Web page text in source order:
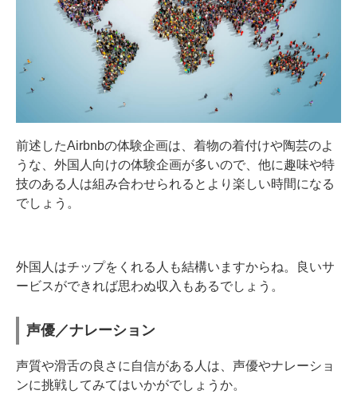
前述したAirbnbの体験企画は、着物の着付けや陶芸のよ
うな、外国人向けの体験企画が多いので、他に趣味や特
技のある人は組み合わせられるとより楽しい時間になる
でしょう。
外国人はチップをくれる人も結構いますからね。良いサ
ービスができれば思わぬ収入もあるでしょう。
声優／ナレーション
声質や滑舌の良さに自信がある人は、声優やナレーショ
ンに挑戦してみてはいかがでしょうか。